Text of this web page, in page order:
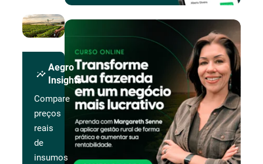
insights
Aegro
Insights
Compare
preços
reais
de
insumos